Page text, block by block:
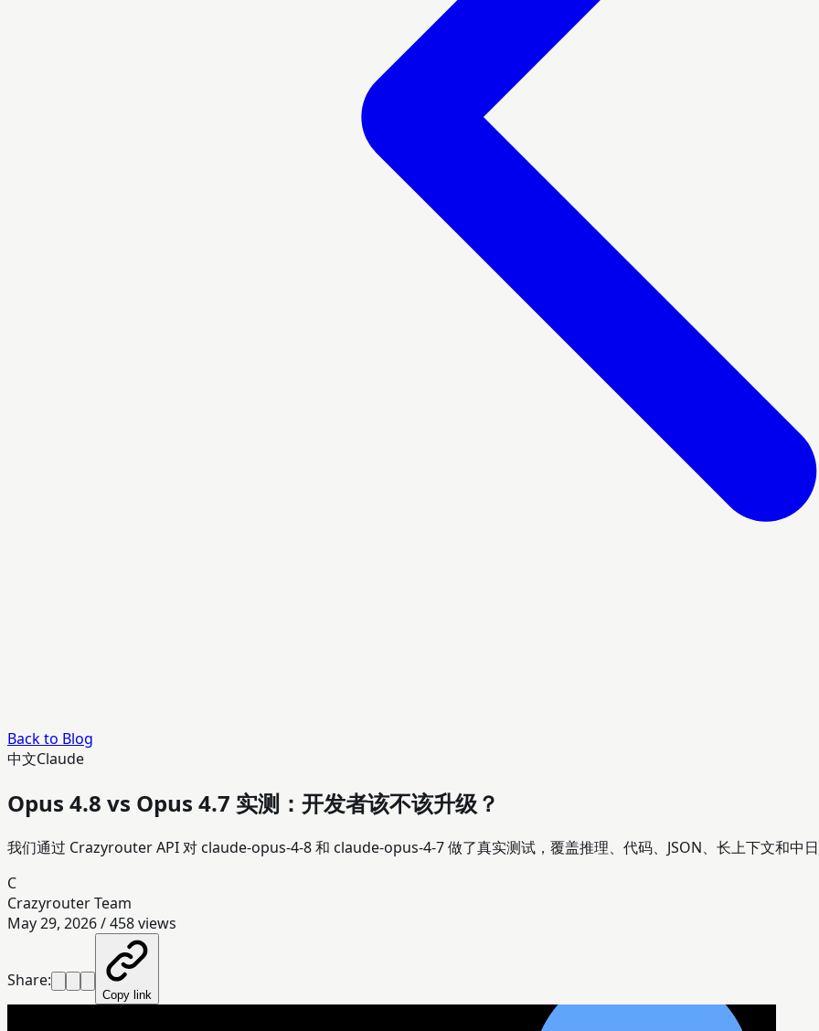
Back to Blog
中文Claude
Opus 4.8 vs Opus 4.7 实测：开发者该不该升级？
我们通过 Crazyrouter API 对 claude-opus-4-8 和 claude-opus-4-7 做了真实测试，覆盖推理、代码、JSON、长上下文和中日
C
Crazyrouter Team
May 29, 2026/458views
Share:
Copy link